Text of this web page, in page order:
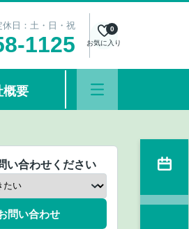
日：土・日・祝
1125 お気に入り
0
概要
い合わせください
問い合わせ